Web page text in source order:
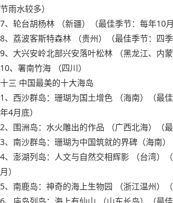
节雨水较多）
7、轮台胡杨林 （新疆）（最佳季节：每年10月
8、荔波客斯特森林 （贵州）（最佳季节：四季
9、大兴安岭北部兴安落叶松林 （黑龙江、内蒙
10、署南竹海 （四川）
十三 中国最美的十大海岛
1、西沙群岛：珊瑚为国土增色 （海南）（最
年4月底）
2、围洲岛：水火雕出的作品 （广西北海）（最
3、南沙群岛：珊瑚为中国筑就的界碑（海南）
4、澎湖列岛：人文与自然交相辉影 （台湾）
月）
5、南鹿岛：神奇的海上生物园 （浙江温州）